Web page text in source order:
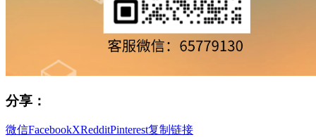
分享：
微信FacebookXRedditPinterest复制链接